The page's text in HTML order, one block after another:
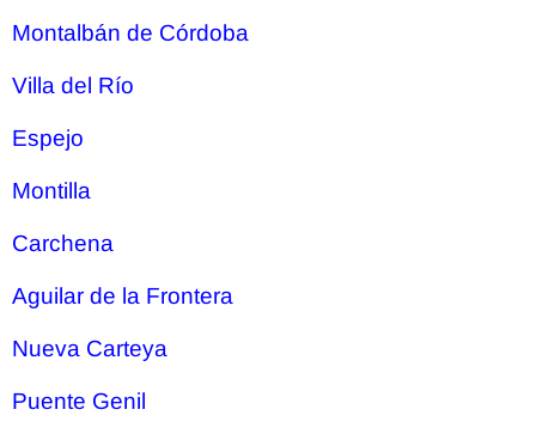
Montalbán de Córdoba
Villa del Río
Espejo
Montilla
Carchena
Aguilar de la Frontera
Nueva Carteya
Puente Genil